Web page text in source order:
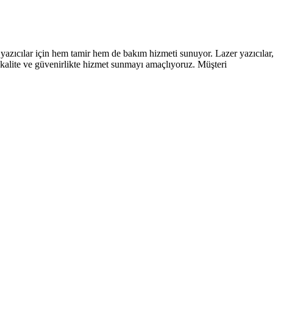
için hem tamir hem de bakım hizmeti sunuyor. Lazer yazıcılar,
ve güvenirlikte hizmet sunmayı amaçlıyoruz. Müşteri